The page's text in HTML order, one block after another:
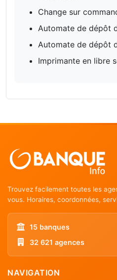
Change sur
Automate de dépôt
Automate de dépôt
Imprimante en libre
Trouvez facilement toutes les
vous. Horaires, coordonnées,
15 banques
32 621 agences
NAVIGATION